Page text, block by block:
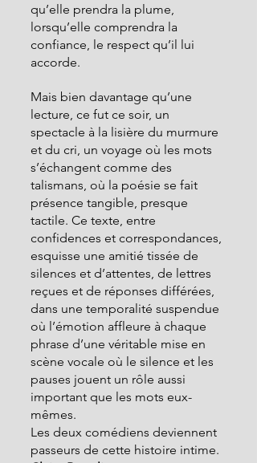
qu’elle prendra la plume,
lorsqu’elle comprendra la
confiance, le respect qu’il lui
accorde.
Mais bien davantage qu’une
lecture, ce fut ce soir, un
spectacle à la lisière du murmure
et du cri, un voyage où les mots
s’échangent comme des
talismans, où la poésie se fait
présence tangible, presque
tactile. Ce texte, entre
confidences et correspondances,
esquisse une amitié tissée de
silences et d’attentes, de lettres
reçues et de réponses différées,
dans une temporalité suspendue
où l’émotion affleure à chaque
phrase d’une véritable mise en
scène vocale où le silence et les
pauses jouent un rôle aussi
important que les mots eux-
mêmes.
Les deux comédiens deviennent
passeurs de cette histoire intime.